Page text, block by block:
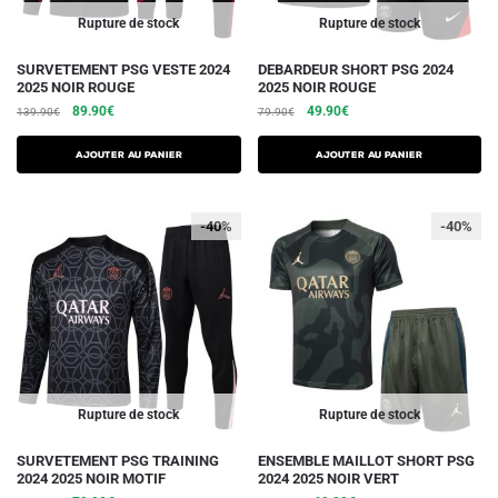
Rupture de stock
SURVETEMENT PSG VESTE 2024
2025 NOIR ROUGE
139.90€
Le
initial
était :
89.90€Le
actuel
est :
AJOUTER AU PANIER
Ce
produit
a
plusieurs
variations.
peuvent
être
choisies
sur
la
page
Rupture de stock
DEBARDEUR SHORT PSG 2024
2025 NOIR ROUGE
79.90€
Le
initial
était :
49.90€Le
actuel
est :
AJOUTER AU PANIER
Ce
produit
a
plusieurs
variations.
options
peuvent
être
choisies
Rupture de stock
-40%
SURVETEMENT PSG TRAINING
2024 2025 NOIR MOTIF
Ce
produit
Rupture de stock
-40%
ENSEMBLE MAILLOT SHORT PSG
2024 2025 NOIR VERT
Ce
produit